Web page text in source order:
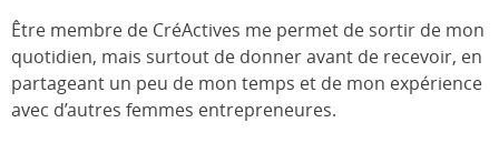
Être membre de CréActives me permet de sortir de mon
quotidien, mais surtout de donner avant de recevoir, en
partageant un peu de mon temps et de mon expérience
avec d’autres femmes entrepreneures.